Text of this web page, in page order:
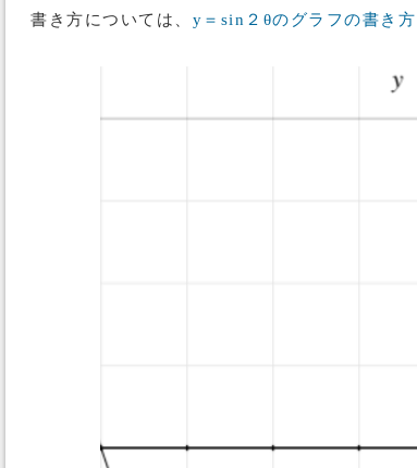
書き方については、 y＝sin２θのグラフの書き方